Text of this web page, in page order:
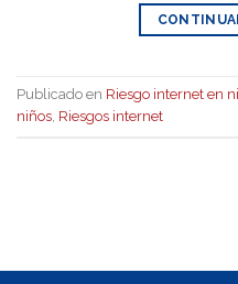
Publicado en Riesgo internet en
niños, Riesgos internet